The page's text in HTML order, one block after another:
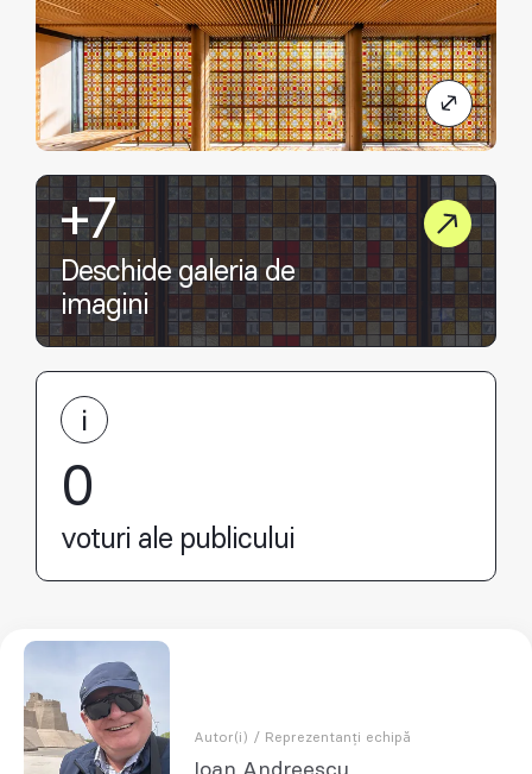
+7
Deschide galeria de
imagini
0
voturi ale publicului
Autor(i) / Reprezentanți echipă